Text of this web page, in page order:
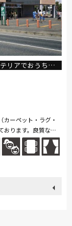
DESIGNERS GUILD
日進木工
北海道十勝に根付いて１００年 家具・インテリアでおうち時間を応援します！
カーペット・ラグ・
おります。良質な家
頂けるように心掛け